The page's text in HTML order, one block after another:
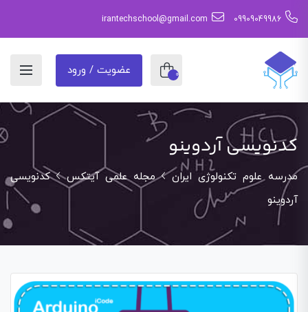
09909049986
irantechschool@gmail.com
0 عضویت / ورود
کدنویسی آردوینو
مدرسه علوم تکنولوژی ایران مجله علمی آیتکس
کدنویسی
آردوینو